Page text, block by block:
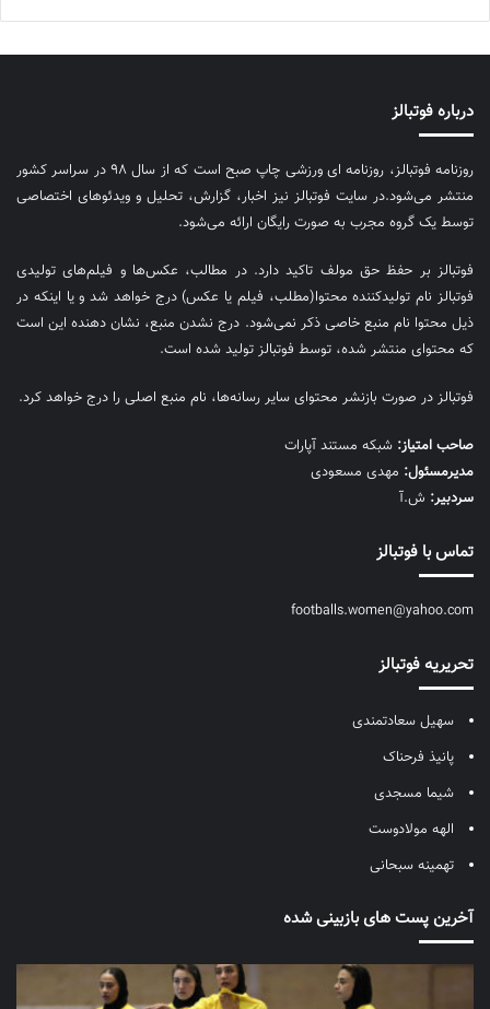
درباره فوتبالز
روزنامه فوتبالز، روزنامه ای ورزشی چاپ صبح است که از سال ۹۸ در سراسر کشور
منتشر می‌شود.در سایت فوتبالز نیز اخبار، گزارش، تحلیل و ویدئوهای اختصاصی
توسط یک گروه مجرب به صورت رایگان ارائه می‌شود.
فوتبالز بر حفظ حق مولف تاکید دارد. در مطالب، عکس‌ها و فیلم‌های تولیدی
فوتبالز نام تولیدکننده محتوا(مطلب، فیلم یا عکس) درج خواهد شد و یا اینکه در
ذیل محتوا نام منبع خاصی ذکر نمی‌‎شود. درج نشدن منبع، نشان دهنده این است
که محتوای منتشر شده، توسط فوتبالز تولید شده است.
فوتبالز در صورت بازنشر محتوای سایر رسانه‌ها، نام منبع اصلی را درج خواهد کرد.
صاحب امتیاز: شبکه مستند آپارات
مديرمسئول: مهدی مسعودی
سردبیر: ش.آ
تماس با فوتبالز
footballs.women@yahoo.com
تحریریه فوتبالز
سهیل سعادتمندی
پانیذ فرحناک
شیما مسجدی
الهه مولادوست
تهمینه سبحانی
آخرین پست های بازبینی شده